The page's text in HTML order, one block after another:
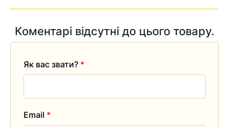
Коментарі відсутні до цього товару.
Як вас звати? *
Email *